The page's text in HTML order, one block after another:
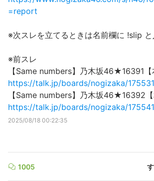
=report
※次スレを立てるときは名前欄に !slip
※前スレ
【Same numbers】乃木坂46★16391【
https://talk.jp/boards/nogizaka/
【Same numbers】乃木坂46★16392【
https://talk.jp/boards/nogizaka/
2025/08/18 00:22:35
1005